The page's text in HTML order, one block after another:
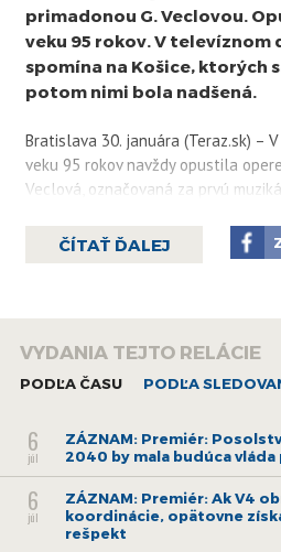
primadonou G. Veclovou.
veku 95 rokov. V televíznom
spomína na Košice, ktorých
potom nimi bola nadšená.
Bratislava 30. januára (Teraz.sk) –
veku 95 rokov navždy opustila
Veclová, označovaná za prvú
Teraz.sk vám pri príležitosti
Gizelou Veclovou ponúka televízny
ČÍTAŤ ĎALEJ
VYDANIA TEJTO RELÁCIE
PODĽA ČASU PODĽA
6
júl
ZÁZNAM: Premiér:
2040 by mala budúca vláda
6
júl
ZÁZNAM: Premiér: Ak V4
koordinácie, opätovne
rešpekt